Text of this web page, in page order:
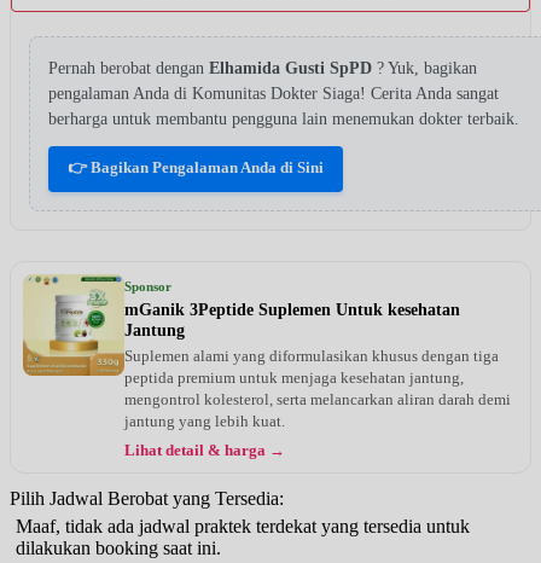
Pernah berobat dengan Elhamida Gusti SpPD ? Yuk, bagikan
pengalaman Anda di Komunitas Dokter Siaga! Cerita Anda sangat
berharga untuk membantu pengguna lain menemukan dokter terbaik.
👉 Bagikan Pengalaman Anda di Sini
Sponsor
mGanik 3Peptide Suplemen Untuk kesehatan
Jantung
Suplemen alami yang diformulasikan khusus dengan tiga
peptida premium untuk menjaga kesehatan jantung,
mengontrol kolesterol, serta melancarkan aliran darah demi
jantung yang lebih kuat.
Lihat detail & harga →
Pilih Jadwal Berobat yang Tersedia:
Maaf, tidak ada jadwal praktek terdekat yang tersedia untuk
dilakukan booking saat ini.